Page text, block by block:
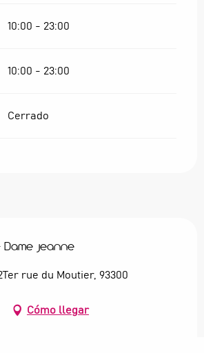
10:00 - 23:00
10:00 - 23:00
Cerrado
Jeanne
rue du Moutier, 93300
Cómo llegar